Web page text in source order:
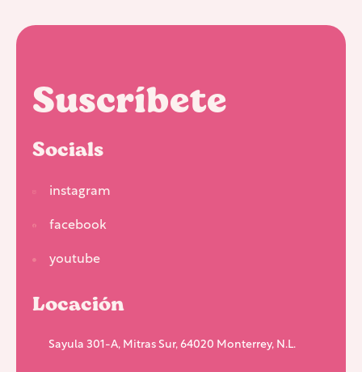
Suscríbete
Socials
instagram
facebook
youtube
Locación
Sayula 301-A, Mitras Sur, 64020 Monterrey, N.L.